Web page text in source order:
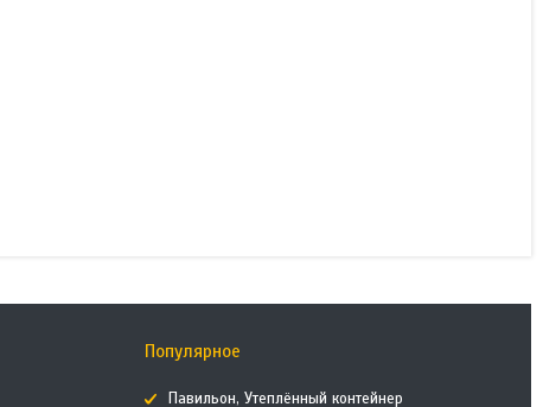
Популярное
Павильон, Утеплённый контейнер